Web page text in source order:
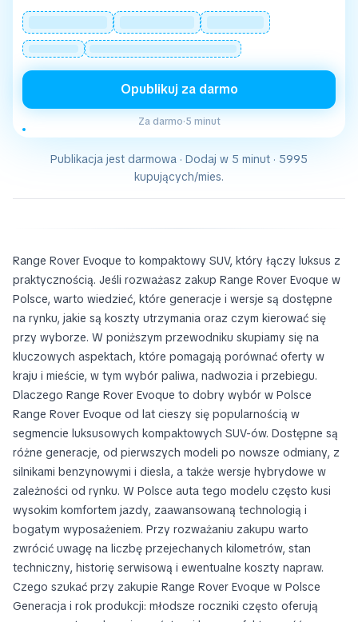
Opublikuj za darmo
Za darmo·5 minut
Publikacja jest darmowa · Dodaj w 5 minut · 5995
kupujących/mies.
Range Rover Evoque to kompaktowy SUV, który łączy luksus z
praktycznością. Jeśli rozważasz zakup Range Rover Evoque w
Polsce, warto wiedzieć, które generacje i wersje są dostępne
na rynku, jakie są koszty utrzymania oraz czym kierować się
przy wyborze. W poniższym przewodniku skupiamy się na
kluczowych aspektach, które pomagają porównać oferty w
kraju i mieście, w tym wybór paliwa, nadwozia i przebiegu.
Dlaczego Range Rover Evoque to dobry wybór w Polsce
Range Rover Evoque od lat cieszy się popularnością w
segmencie luksusowych kompaktowych SUV-ów. Dostępne są
różne generacje, od pierwszych modeli po nowsze odmiany, z
silnikami benzynowymi i diesla, a także wersje hybrydowe w
zależności od rynku. W Polsce auta tego modelu często kusi
wysokim komfortem jazdy, zaawansowaną technologią i
bogatym wyposażeniem. Przy rozważaniu zakupu warto
zwrócić uwagę na liczbę przejechanych kilometrów, stan
techniczny, historię serwisową i ewentualne koszty napraw.
Czego szukać przy zakupie Range Rover Evoque w Polsce
Generacja i rok produkcji: młodsze roczniki często oferują